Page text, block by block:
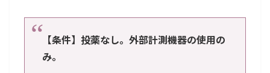
【条件】投薬なし。外部計測機器の使用の
み。